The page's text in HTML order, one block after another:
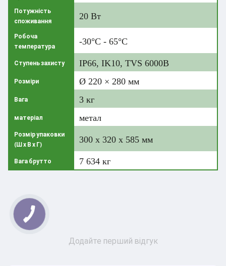
Потужність
споживання
20 Вт
Робоча
температура
-30°C - 65°C
Ступень захисту IP66, IK10, TVS 6000В
Розміри Ø 220 × 280 мм
Вага 3 кг
матеріал метал
Розмір упаковки
(Ш х В х Г)
300 х 320 х 585 мм
Вага брутто 7 634 кг
Додайте перший відгук